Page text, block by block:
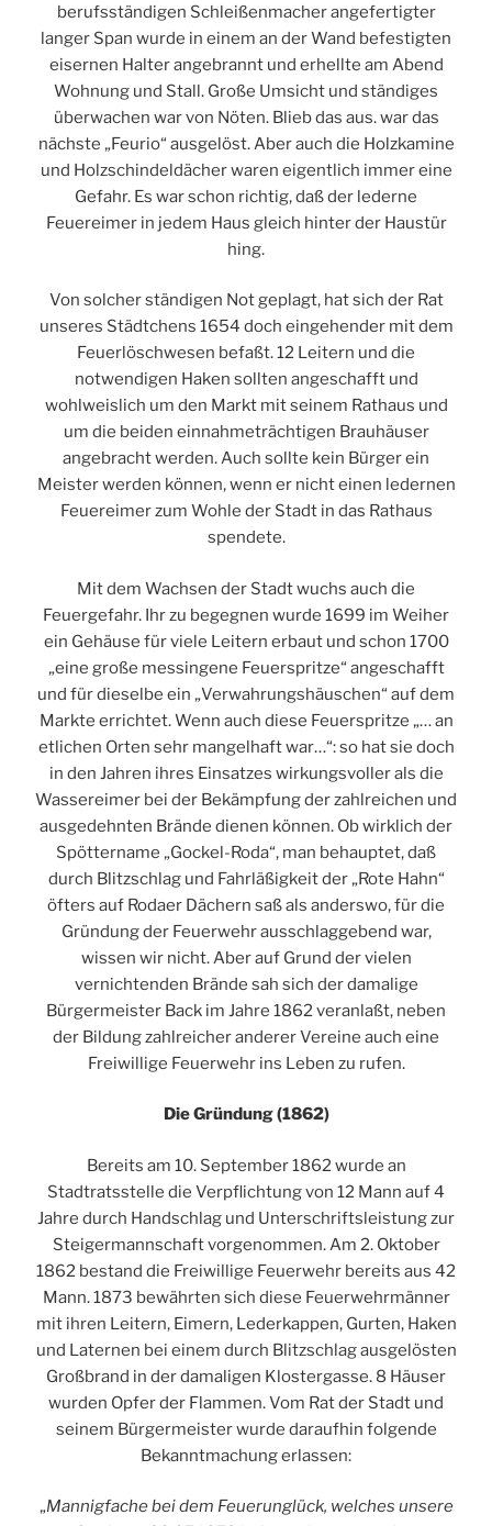
berufsständigen Schleißenmacher angefertigter
langer Span wurde in einem an der Wand befestigten
eisernen Halter angebrannt und erhellte am Abend
Wohnung und Stall. Große Umsicht und ständiges
überwachen war von Nöten. Blieb das aus. war das
nächste „Feurio“ ausgelöst. Aber auch die Holzkamine
und Holzschindeldächer waren eigentlich immer eine
Gefahr. Es war schon richtig, daß der lederne
Feuereimer in jedem Haus gleich hinter der Haustür
hing.
Von solcher ständigen Not geplagt, hat sich der Rat
unseres Städtchens 1654 doch eingehender mit dem
Feuerlöschwesen befaßt. 12 Leitern und die
notwendigen Haken sollten angeschafft und
wohlweislich um den Markt mit seinem Rathaus und
um die beiden einnahmeträchtigen Brauhäuser
angebracht werden. Auch sollte kein Bürger ein
Meister werden können, wenn er nicht einen ledernen
Feuereimer zum Wohle der Stadt in das Rathaus
spendete.
Mit dem Wachsen der Stadt wuchs auch die
Feuergefahr. Ihr zu begegnen wurde 1699 im Weiher
ein Gehäuse für viele Leitern erbaut und schon 1700
„eine große messingene Feuerspritze“ angeschafft
und für dieselbe ein „Verwahrungshäuschen“ auf dem
Markte errichtet. Wenn auch diese Feuerspritze „… an
etlichen Orten sehr mangelhaft war…“: so hat sie doch
in den Jahren ihres Einsatzes wirkungsvoller als die
Wassereimer bei der Bekämpfung der zahlreichen und
ausgedehnten Brände dienen können. Ob wirklich der
Spöttername „Gockel-Roda“, man behauptet, daß
durch Blitzschlag und Fahrläßigkeit der „Rote Hahn“
öfters auf Rodaer Dächern saß als anderswo, für die
Gründung der Feuerwehr ausschlaggebend war,
wissen wir nicht. Aber auf Grund der vielen
vernichtenden Brände sah sich der damalige
Bürgermeister Back im Jahre 1862 veranlaßt, neben
der Bildung zahlreicher anderer Vereine auch eine
Freiwillige Feuerwehr ins Leben zu rufen.
Die Gründung (1862)
Bereits am 10. September 1862 wurde an
Stadtratsstelle die Verpflichtung von 12 Mann auf 4
Jahre durch Handschlag und Unterschriftsleistung zur
Steigermannschaft vorgenommen. Am 2. Oktober
1862 bestand die Freiwillige Feuerwehr bereits aus 42
Mann. 1873 bewährten sich diese Feuerwehrmänner
mit ihren Leitern, Eimern, Lederkappen, Gurten, Haken
und Laternen bei einem durch Blitzschlag ausgelösten
Großbrand in der damaligen Klostergasse. 8 Häuser
wurden Opfer der Flammen. Vom Rat der Stadt und
seinem Bürgermeister wurde daraufhin folgende
Bekanntmachung erlassen:
„Mannigfache bei dem Feuerunglück, welches unsere